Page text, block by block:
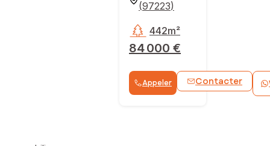
(97223)
84 000 €
442m²
Appeler Contacter